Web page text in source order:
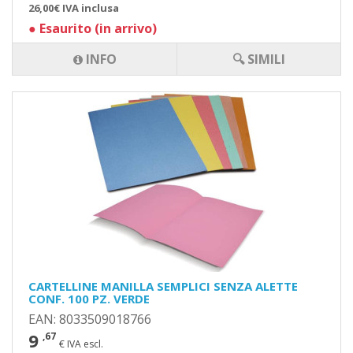
CARTELLINE MANILLA SEMPLICI SENZA ALETTE
CONF. 100 PZ. VERDE
EAN: 8033509018766
9 ,67
€ IVA escl.
26,00€ IVA inclusa
● Esaurito (in arrivo)
INFO
🔍 SIMILI